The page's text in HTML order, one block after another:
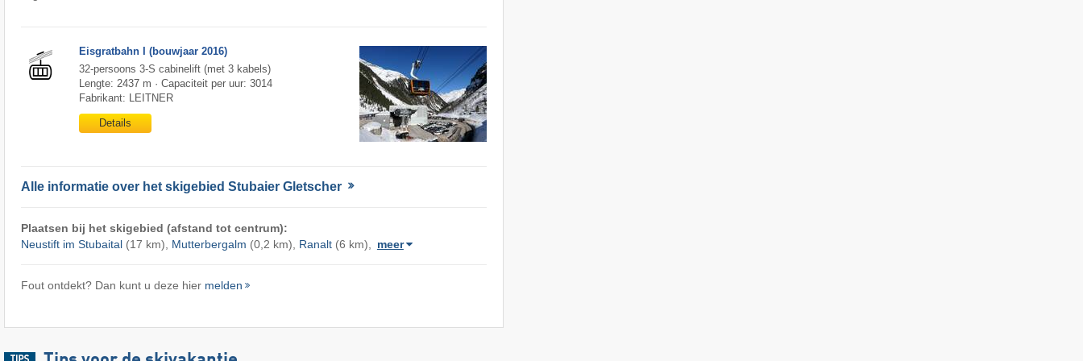
Eisgratbahn I (bouwjaar 2016)
32-persoons 3-S cabinelift (met 3 kabels)
Lengte: 2437 m · Capaciteit per uur: 3014
Fabrikant: LEITNER
Details
Alle informatie over het skigebied Stubaier Gletscher
Plaatsen bij het skigebied (afstand tot centrum):
Neustift im Stubaital(17 km), Mutterbergalm (0,2 km), Ranalt(6 km), meer
Fout ontdekt? Dan kunt u deze hier melden